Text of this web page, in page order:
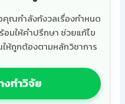
คุณกำลังกังวลเรื่องกำหนด
อมให้คำปรึกษา ช่วยแก้ไข
ห้ถูกต้องตามหลักวิชาการ
ทำวิจัย